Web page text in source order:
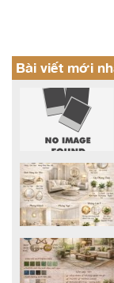
Bài viết mới